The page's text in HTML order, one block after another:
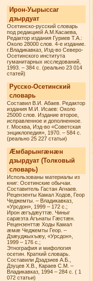
Ирон-Уырыссаг
дзырдуат
Осетинско-русский словарь
под редакцией А.М.Касаева,
Редактор издания Гуриев Т.А.:
Около 28000 слов. 4-е издание.
г.Владикавказ, Изд-во Северо-
Осетинского института
гуманитарных исследований,
1993. – 384 с. (реально 23 014
статей)
Русско-Осетинский
словарь
Составил В.И. Абаев. Редактор
издания М.И. Исаев: Около
25000 слов. Издание второе,
исправленное и дополненное.
г. Москва, Изд-во «Советская
энциклопедия», 1970. – 584 с.
(реально 25 227 статьи)
Æмбарынгæнæн
дзырдуат (Толковый
словарь)
Использованы материалы из
книг: Осетинские обычаи.
Составитель Гастан Агнаев.
Рецензенты Камал Ходов, Геор
Чеджемты. – Владикавказ,
«Урсдон», 1999 – 172 с.;
Ирон æгъдæуттæ. Чиныг
сарæзта Агънаты Гæстæн.
Рецензенттæ Ходы Камал
æмæ Чеджемты Геор. –
Дзæуджыхъæу, «Урсдон»,
1999 – 176 с.;
Этнография и мифология
осетин. Краткий словарь.
Составили Дзадзиев А.Б.,
Дзуцев Х.В., Караев С.М. –
Владикавказ, 1994 – 284 с. ( 1
072 статьи)